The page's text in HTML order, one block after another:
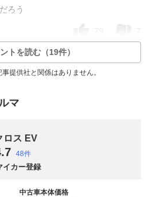
ろう
79 7
トを読む（19件）
提供社と関係はありません。
マ
ロス EV
7 48件
イカー登録
中古車本体価格